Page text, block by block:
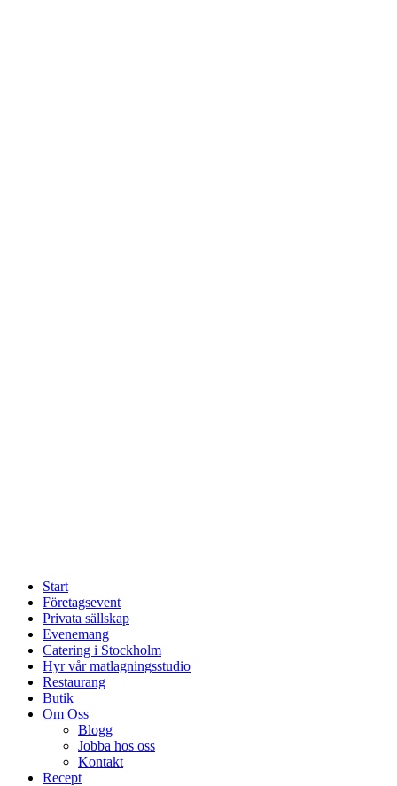
Start
Företagsevent
Privata sällskap
Evenemang
Catering i Stockholm
Hyr vår matlagningsstudio
Restaurang
Butik
Om Oss
Blogg
Jobba hos oss
Kontakt
Recept